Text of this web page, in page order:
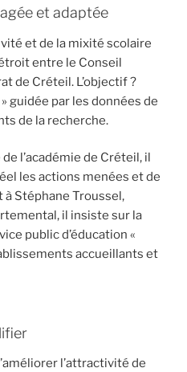
et adaptée
et de la mixité scolaire
entre le Conseil
de Créteil. L’objectif ?
guidée par les données de
de la recherche.
l’académie de Créteil, il
les actions menées et de
à Stéphane Troussel,
il insiste sur la
public d’éducation «
accueillants et
l’attractivité de